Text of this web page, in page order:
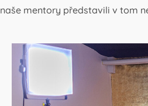
mentory představili v tom